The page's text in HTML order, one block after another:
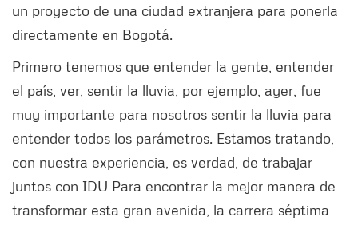
un proyecto de una ciudad extranjera para ponerla
directamente en Bogotá.
Primero tenemos que entender la gente, entender
el país, ver, sentir la lluvia, por ejemplo, ayer, fue
muy importante para nosotros sentir la lluvia para
entender todos los parámetros. Estamos tratando,
con nuestra experiencia, es verdad, de trabajar
juntos con IDU Para encontrar la mejor manera de
transformar esta gran avenida, la carrera séptima